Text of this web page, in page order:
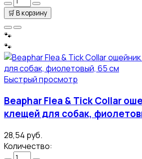
🛒В корзину
🐾
🐾
Быстрый просмотр
Beaphar Flea & Tick Collar
клещей для собак,
28,54 руб.
Количество: